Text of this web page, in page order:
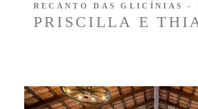
PRISCILLA E
RECANTO DAS GLICÍNIAS -